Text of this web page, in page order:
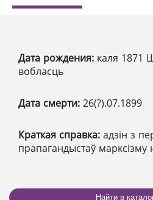
Дата рождения: каля 1871
вобласць
Дата смерти: 26(?).07.1899
Краткая справка: адзін з
прапагандыстаў марксізму
Найти в